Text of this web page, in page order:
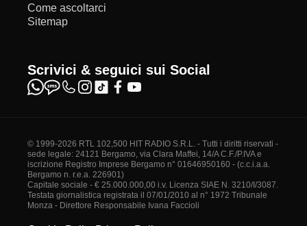
Come ascoltarci
Sitemap
Scrivici & seguici sui Social
© 1999-2026 RTL 102,500 HIT RADIO S.R.L. - Tutti i diritti riservati -
sede legale: 24121 Bergamo, via Clara Maffei, 14/A C.F./P.IVA e
iscrizione Registro Imprese Bergamo n° 01646950160 - (c.c.i.a.a.
Bergamo n. r.e.a. 226901)
Capitale sociale - € 25.000.000,00 i.v. Licenza SIAE N. 3210/I/3087.
Testata giornalistica registrata il 07/01/2010 al n° 1972 Tribunale
Monza - Direttore Responsabile Ivana Faccioli